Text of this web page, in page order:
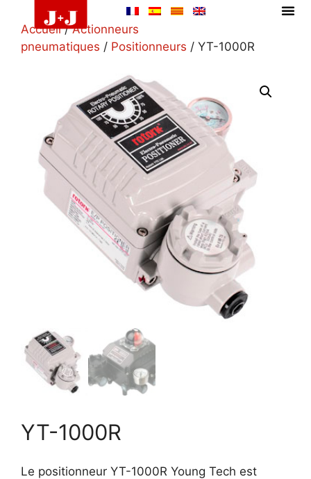
Accueil/Actionneurs
pneumatiques / Positionneurs / YT-1000R
YT-1000R
Le positionneur YT-1000R Young Tech est